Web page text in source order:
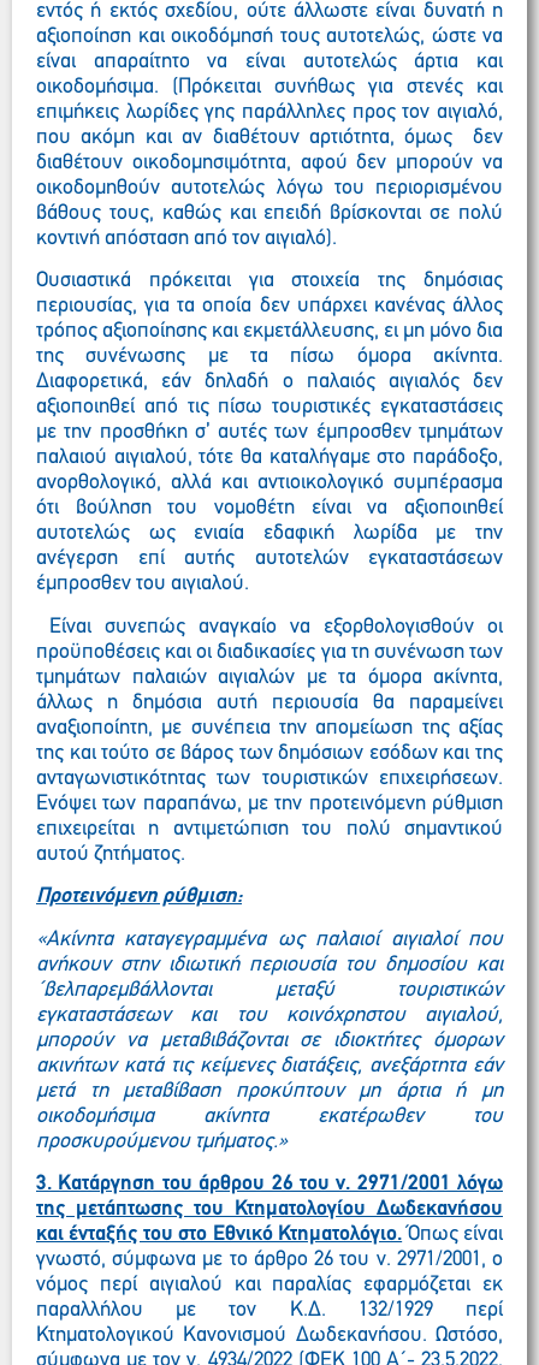
εντός ή εκτός σχεδίου, ούτε άλλωστε είναι δυνατή η
αξιοποίηση και οικοδόμησή τους αυτοτελώς, ώστε να
είναι απαραίτητο να είναι αυτοτελώς άρτια και
οικοδομήσιμα. (Πρόκειται συνήθως για στενές και
επιμήκεις λωρίδες γης παράλληλες προς τον αιγιαλό,
που ακόμη και αν διαθέτουν αρτιότητα, όμως δεν
διαθέτουν οικοδομησιμότητα, αφού δεν μπορούν να
οικοδομηθούν αυτοτελώς λόγω του περιορισμένου
βάθους τους, καθώς και επειδή βρίσκονται σε πολύ
κοντινή απόσταση από τον αιγιαλό).
Ουσιαστικά πρόκειται για στοιχεία της δημόσιας
περιουσίας, για τα οποία δεν υπάρχει κανένας άλλος
τρόπος αξιοποίησης και εκμετάλλευσης, ει μη μόνο δια
της συνένωσης με τα πίσω όμορα ακίνητα.
Διαφορετικά, εάν δηλαδή ο παλαιός αιγιαλός δεν
αξιοποιηθεί από τις πίσω τουριστικές εγκαταστάσεις
με την προσθήκη σ’ αυτές των έμπροσθεν τμημάτων
παλαιού αιγιαλού, τότε θα καταλήγαμε στο παράδοξο,
ανορθολογικό, αλλά και αντιοικολογικό συμπέρασμα
ότι βούληση του νομοθέτη είναι να αξιοποιηθεί
αυτοτελώς ως ενιαία εδαφική λωρίδα με την
ανέγερση επί αυτής αυτοτελών εγκαταστάσεων
έμπροσθεν του αιγιαλού.
Είναι συνεπώς αναγκαίο να εξορθολογισθούν οι
προϋποθέσεις και οι διαδικασίες για τη συνένωση των
τμημάτων παλαιών αιγιαλών με τα όμορα ακίνητα,
άλλως η δημόσια αυτή περιουσία θα παραμείνει
αναξιοποίητη, με συνέπεια την απομείωση της αξίας
της και τούτο σε βάρος των δημόσιων εσόδων και της
ανταγωνιστικότητας των τουριστικών επιχειρήσεων.
Ενόψει των παραπάνω, με την προτεινόμενη ρύθμιση
επιχειρείται η αντιμετώπιση του πολύ σημαντικού
αυτού ζητήματος.
Προτεινόμενη ρύθμιση:
«Aκίνητα καταγεγραμμένα ως παλαιοί αιγιαλοί που
ανήκουν στην ιδιωτική περιουσία του δημοσίου και
΄βελπαρεμβάλλονται μεταξύ τουριστικών
εγκαταστάσεων και του κοινόχρηστου αιγιαλού,
μπορούν να μεταβιβάζονται σε ιδιοκτήτες όμορων
ακινήτων κατά τις κείμενες διατάξεις, ανεξάρτητα εάν
μετά τη μεταβίβαση προκύπτουν μη άρτια ή μη
οικοδομήσιμα ακίνητα εκατέρωθεν του
προσκυρούμενου τμήματος.»
3. Κατάργηση του άρθρου 26 του ν. 2971/2001 λόγω
της μετάπτωσης του Κτηματολογίου Δωδεκανήσου
και ένταξής του στο Εθνικό Κτηματολόγιο.Όπως είναι
γνωστό, σύμφωνα με το άρθρο 26 του ν. 2971/2001, ο
νόμος περί αιγιαλού και παραλίας εφαρμόζεται εκ
παραλλήλου με τον Κ.Δ. 132/1929 περί
Κτηματολογικού Κανονισμού Δωδεκανήσου. Ωστόσο,